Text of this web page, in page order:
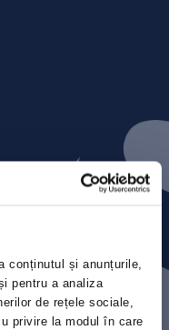
conținutul și anunțurile,
pentru a analiza
de rețele sociale,
privire la modul în care